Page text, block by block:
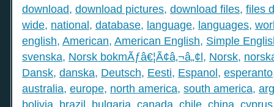
download, download pictures, download files, files
wide, national, database, language, languages,
english, American, American English, Simple
svenska, Norsk bokmÃƒâ€¦Ã¢â‚¬â„¢l, Norsk,
Dansk, danska, Deutsch, Eesti, Espanol, esperanto
australia, europe, north america, south america,
bolivia, brazil, bulgaria, canada, chile, china, cyprus